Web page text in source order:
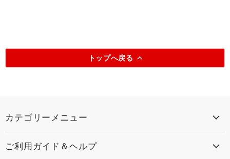
トップへ戻る
カテゴリーメニュー
ご利用ガイド＆ヘルプ